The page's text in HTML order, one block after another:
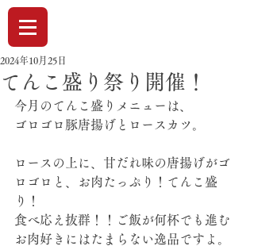
てんこ盛り祭り開催！
2024年10月25日
今月のてんこ盛りメニューは、
ゴロゴロ豚唐揚げとロースカツ。
ロースの上に、甘だれ味の唐揚げがゴ
ロゴロと、お肉たっぷり！てんこ盛
り！
食べ応え抜群！！ご飯が何杯でも進む
お肉好きにはたまらない逸品ですよ。